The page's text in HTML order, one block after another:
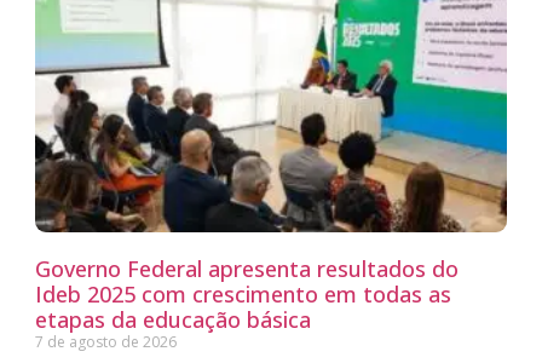
Governo Federal apresenta resultados do
Ideb 2025 com crescimento em todas as
etapas da educação básica
7 de agosto de 2026